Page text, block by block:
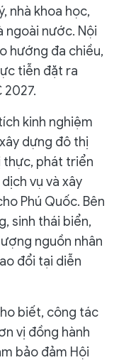
nhà khoa học,
ngoài nước. Nội
hướng đa chiều,
tiễn đặt ra
2027.
kinh nghiệm
dựng đô thị
thực, phát triển
vụ và xây
Phú Quốc. Bên
sinh thái biển,
nguồn nhân
đổi tại diễn
biết, công tác
vị đồng hành
bảo đảm Hội